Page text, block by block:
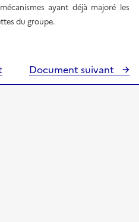
ayant déjà majoré les
du groupe.
Document suivant